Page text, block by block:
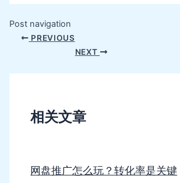
Post navigation
PREVIOUS
NEXT
相关文章
网盘推广怎么玩？转化率是关键